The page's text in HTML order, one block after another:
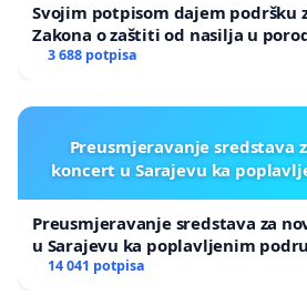
Svojim potpisom dajem podršku
Zakona o zaštiti od nasilja u
3 688 potpisa
Preusmjeravanje sredstava
koncert u Sarajevu ka
Preusmjeravanje sredstava za
u Sarajevu ka poplavljenim
14 041 potpisa